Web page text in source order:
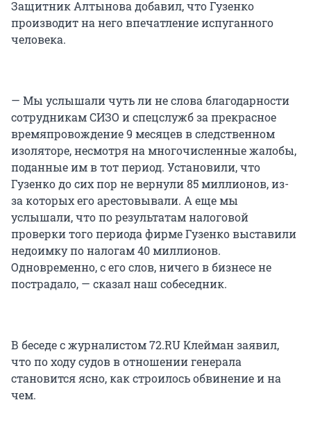
Защитник Алтынова добавил, что Гузенко
производит на него впечатление испуганного
человека.
— Мы услышали чуть ли не слова благодарности
сотрудникам СИЗО и спецслужб за прекрасное
времяпровождение 9 месяцев в следственном
изоляторе, несмотря на многочисленные жалобы,
поданные им в тот период. Установили, что
Гузенко до сих пор не вернули 85 миллионов, из-
за которых его арестовывали. А еще мы
услышали, что по результатам налоговой
проверки того периода фирме Гузенко выставили
недоимку по налогам 40 миллионов.
Одновременно, с его слов, ничего в бизнесе не
пострадало, — сказал наш собеседник.
В беседе с журналистом 72.RU Клейман заявил,
что по ходу судов в отношении генерала
становится ясно, как строилось обвинение и на
чем.